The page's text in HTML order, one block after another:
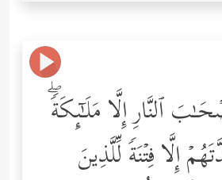
ٱلنَّارِ إِلَّا مَلَـٰۤىِٕكَةࣰۖ
إِلَّا فِتۡنَةࣰ لِّلَّذِینَ